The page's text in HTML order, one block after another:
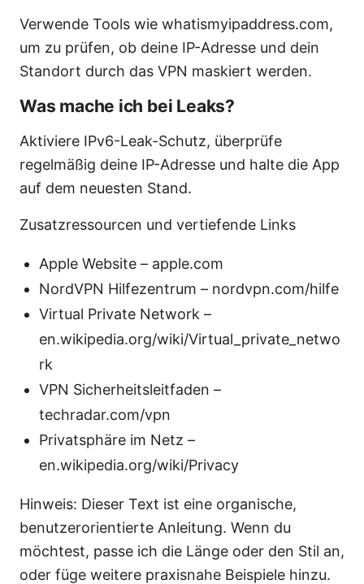
Verwende Tools wie whatismyipaddress.com,
um zu prüfen, ob deine IP-Adresse und dein
Standort durch das VPN maskiert werden.
Was mache ich bei Leaks?
Aktiviere IPv6-Leak-Schutz, überprüfe
regelmäßig deine IP-Adresse und halte die App
auf dem neuesten Stand.
Zusatzressourcen und vertiefende Links
Apple Website – apple.com
NordVPN Hilfezentrum – nordvpn.com/hilfe
Virtual Private Network –
en.wikipedia.org/wiki/Virtual_private_netwo
rk
VPN Sicherheitsleitfaden –
techradar.com/vpn
Privatsphäre im Netz –
en.wikipedia.org/wiki/Privacy
Hinweis: Dieser Text ist eine organische,
benutzerorientierte Anleitung. Wenn du
möchtest, passe ich die Länge oder den Stil an,
oder füge weitere praxisnahe Beispiele hinzu.